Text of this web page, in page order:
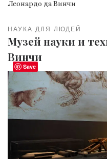
Леонардо да Винчи
НАУКА ДЛЯ ЛЮДЕЙ
Музей науки и
Винчи
Save